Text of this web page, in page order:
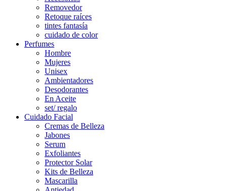
Removedor
Retoque raíces
tintes fantasía
cuidado de color
Perfumes
Hombre
Mujeres
Unisex
Ambientadores
Desodorantes
En Aceite
set/ regalo
Cuidado Facial
Cremas de Belleza
Jabones
Serum
Exfoliantes
Protector Solar
Kits de Belleza
Mascarilla